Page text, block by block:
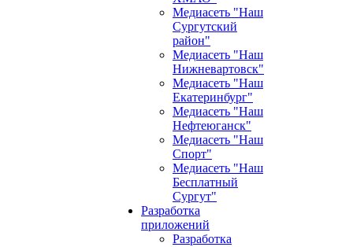
Медиасеть "Наш
Сургутский
район"
Медиасеть "Наш
Нижневартовск"
Медиасеть "Наш
Екатеринбург"
Медиасеть "Наш
Нефтеюганск"
Медиасеть "Наш
Спорт"
Медиасеть "Наш
Бесплатный
Сургут"
Разработка
приложений
Разработка